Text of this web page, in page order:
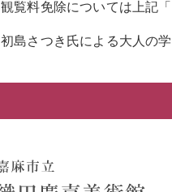
観覧料免除については上記
初島さつき氏による大人の